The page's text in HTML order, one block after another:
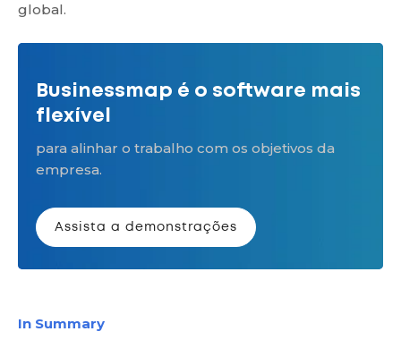
global.
Businessmap é o software mais
flexível
para alinhar o trabalho com os objetivos da
empresa.
Assista a demonstrações
In Summary